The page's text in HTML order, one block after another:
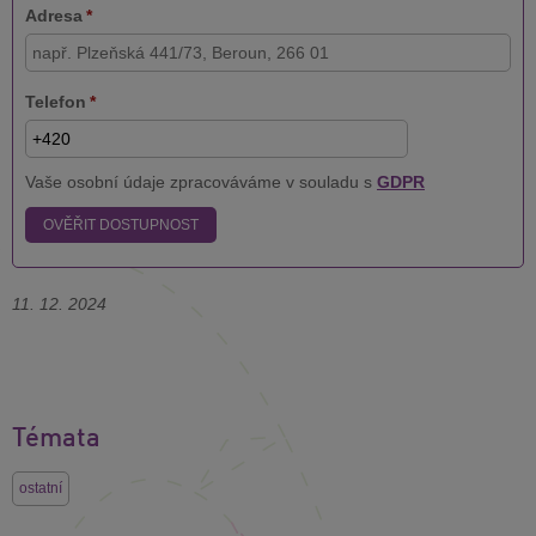
Adresa *
Telefon *
Vaše osobní údaje zpracováváme v souladu s GDPR
OVĚŘIT DOSTUPNOST
11. 12. 2024
Témata
ostatní